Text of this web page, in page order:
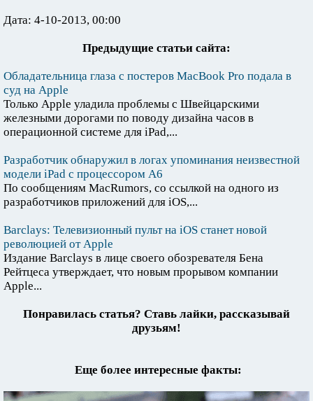
Дата: 4-10-2013, 00:00
Предыдущие статьи сайта:
Обладательница глаза с постеров MacBook Pro подала в
суд на Apple
Только Apple уладила проблемы с Швейцарскими
железными дорогами по поводу дизайна часов в
операционной системе для iPad,...
Разработчик обнаружил в логах упоминания неизвестной
модели iPad с процессором A6
По сообщениям MacRumors, со ссылкой на одного из
разработчиков приложений для iOS,...
Barclays: Телевизионный пульт на iOS станет новой
революцией от Apple
Издание Barclays в лице своего обозревателя Бена
Рейтцеса утверждает, что новым прорывом компании
Apple...
Понравилась статья? Ставь лайки, рассказывай
друзьям!
Еще более интересные факты: